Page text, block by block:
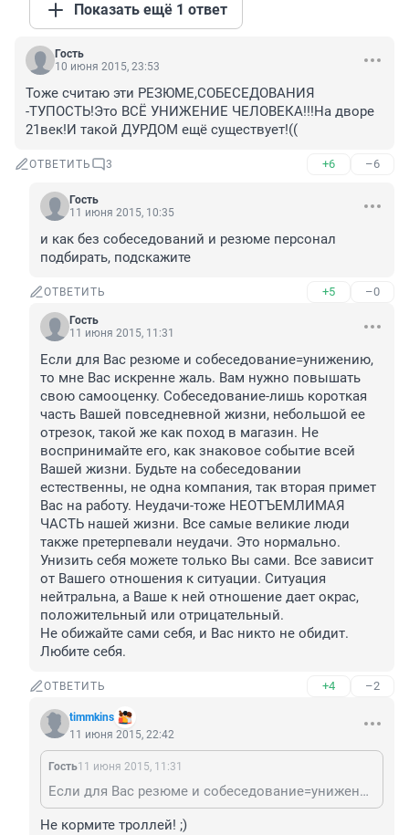
Показать ещё 1 ответ
Гость
10 июня 2015, 23:53
Тоже считаю эти РЕЗЮМЕ,СОБЕСЕДОВАНИЯ
-ТУПОСТЬ!Это ВСЁ УНИЖЕНИЕ ЧЕЛОВЕКА!!!На дворе
21век!И такой ДУРДОМ ещё существует!((
ОТВЕТИТЬ 3 +6 –6
Гость
11 июня 2015, 10:35
и как без собеседований и резюме персонал
подбирать, подскажите
ОТВЕТИТЬ +5 –0
Гость
11 июня 2015, 11:31
Если для Вас резюме и собеседование=унижению,
то мне Вас искренне жаль. Вам нужно повышать
свою самооценку. Собеседование-лишь короткая
часть Вашей повседневной жизни, небольшой ее
отрезок, такой же как поход в магазин. Не
воспринимайте его, как знаковое событие всей
Вашей жизни. Будьте на собеседовании
естественны, не одна компания, так вторая примет
Вас на работу. Неудачи-тоже НЕОТЪЕМЛИМАЯ
ЧАСТЬ нашей жизни. Все самые великие люди
также претерпевали неудачи. Это нормально.
Унизить себя можете только Вы сами. Все зависит
от Вашего отношения к ситуации. Ситуация
нейтральна, а Ваше к ней отношение дает окрас,
положительный или отрицательный.
Не обижайте сами себя, и Вас никто не обидит.
Любите себя.
ОТВЕТИТЬ +4 –2
timmkins
11 июня 2015, 22:42
Гость11 июня 2015, 11:31
Если для Вас резюме и собеседование=унижению, то мне Вас искренне жаль. Вам нужно повышать свою самооценку. Собеседование-лишь короткая часть Вашей повседневной жизни, небольшой ее отрезок, такой же как поход в магазин. Не воспринимайте его, как знаковое событие всей Вашей жизни. Будьте на собеседовании естественны, не одна компания, так вторая примет Вас на работу. Неудачи-тоже НЕОТЪЕМЛИМАЯ ЧАСТЬ нашей жизни. Все самые великие люди также претерпевали неудачи. Это нормально. Унизить себя можете только Вы сами. Все зависит от Вашего отношения к ситуации. Ситуация нейтральна, а Ваше к ней отношение дает окрас, положительный или отрицательный. Не обижайте сами себя, и Вас никто не обидит. Любите себя.
Не кормите троллей! ;)